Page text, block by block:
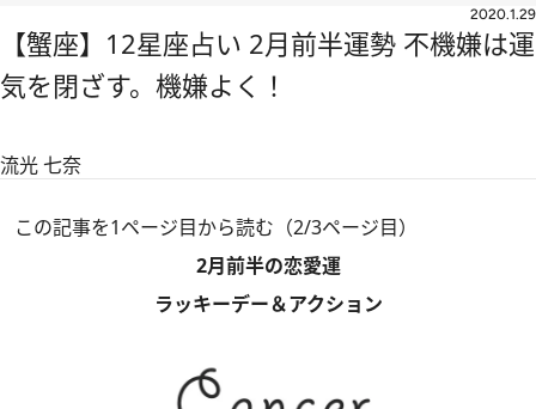
2020.1.29
【蟹座】12星座占い 2月前半運勢 不機嫌は運
気を閉ざす。機嫌よく！
流光 七奈
この記事を1ページ目から読む（2/3ページ目）
2月前半の恋愛運
ラッキーデー＆アクション